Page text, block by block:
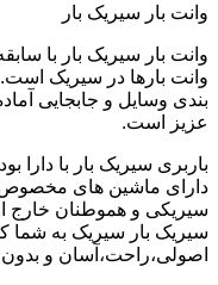
وانت بار سیریک بار
وانت بار سیریک بار با
وانت بارها در سیریک
بندی وسایل و جابجایی
عزیز است.
باربری سیریک بار با
دارای ماشین های
سیریکی و هموطنان خارج
سیریک بار سیریک به شما
اصولی،راحت،آسان و